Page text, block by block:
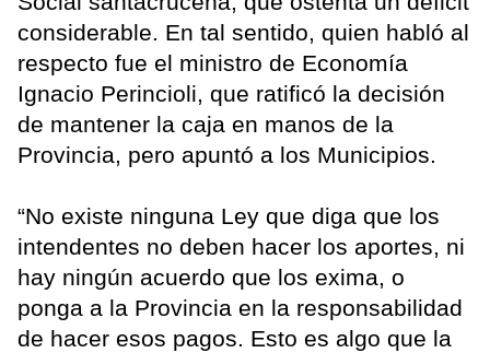
considerable. En tal sentido, quien habló al
respecto fue el ministro de Economía
Ignacio Perincioli, que ratificó la decisión
de mantener la caja en manos de la
Provincia, pero apuntó a los Municipios.
“No existe ninguna Ley que diga que los
intendentes no deben hacer los aportes, ni
hay ningún acuerdo que los exima, o
ponga a la Provincia en la responsabilidad
de hacer esos pagos. Esto es algo que la